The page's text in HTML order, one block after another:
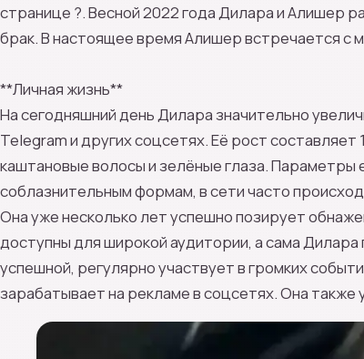
странице ?. Весной 2022 года Дилара и Алишер
брак. В настоящее время Алишер встречается с
**Личная жизнь**
На сегодняшний день Дилара значительно
Telegram и других соцсетях. Её рост составляет
каштановые волосы и зелёные глаза. Параметры
соблазнительным формам, в сети часто
Она уже несколько лет успешно позирует
доступны для широкой аудитории, а сама
успешной, регулярно участвует в громких
зарабатывает на рекламе в соцсетях. Она также